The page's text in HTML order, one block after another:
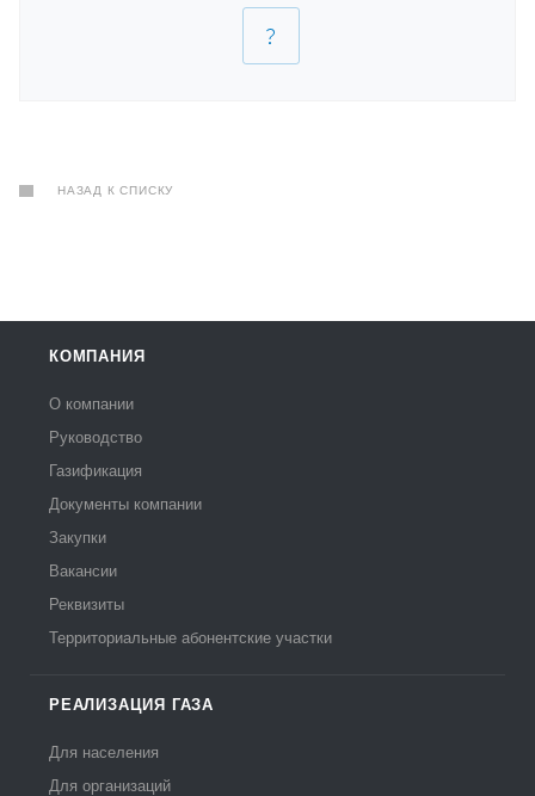
НАЗАД К СПИСКУ
КОМПАНИЯ
О компании
Руководство
Газификация
Документы компании
Закупки
Вакансии
Реквизиты
Территориальные абонентские участки
РЕАЛИЗАЦИЯ ГАЗА
Для населения
Для организаций